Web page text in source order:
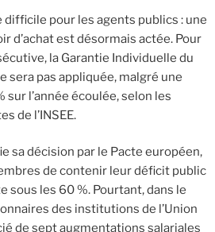
difficile pour les agents publics : une
d’achat est désormais actée. Pour
la Garantie Individuelle du
sera pas appliquée, malgré une
l’année écoulée, selon les
de l’INSEE.
sa décision par le Pacte européen,
de contenir leur déficit public
sous les 60 %. Pourtant, dans le
des institutions de l’Union
de sept augmentations salariales